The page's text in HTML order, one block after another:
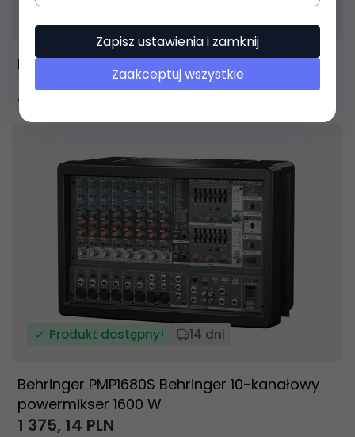
BEHRINGER Pro EUROPOWER PMP6000
1 868,
Produkt dostępny! 14 dni
Behringer PMP1680S Behringer 10-kanałowy
powermikser 1600 W
1 375, 14 PLN
Zapisz ustawienia i zamknij
Zaakceptuj wszystkie